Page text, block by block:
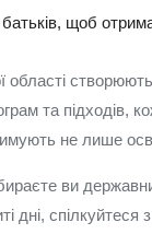
щоб
області
та підходів,
не лише
ви
дні,